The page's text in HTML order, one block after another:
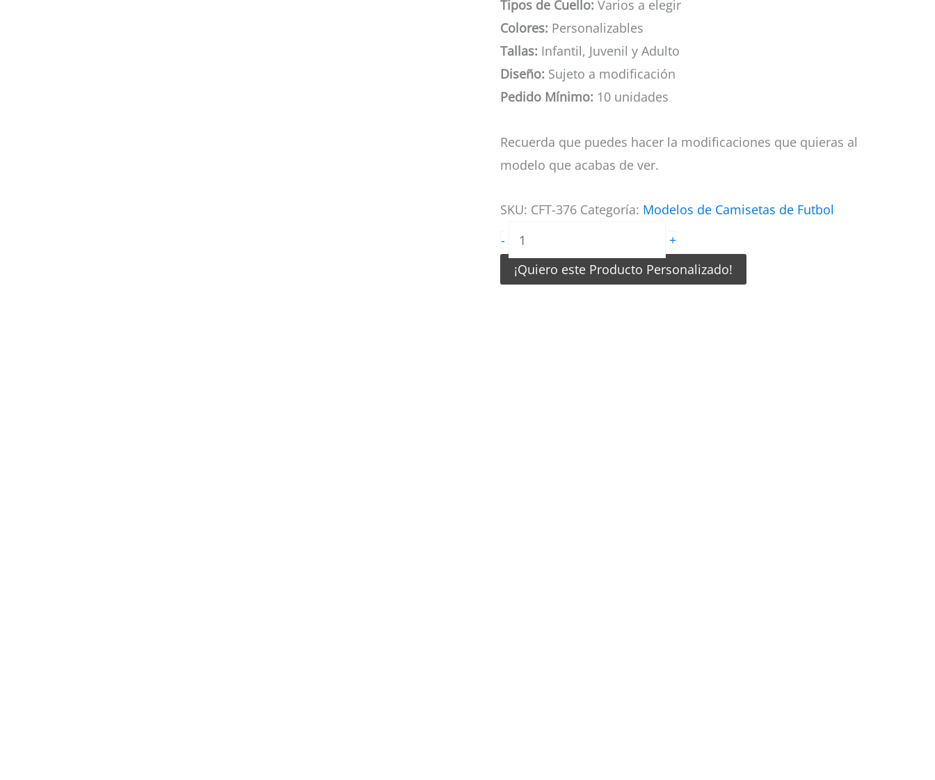
Tipos de Cuello: Varios a elegir
Colores: Personalizables
Tallas: Infantil, Juvenil y Adulto
Diseño: Sujeto a modificación
Pedido Mínimo: 10 unidades
Recuerda que puedes hacer la modificaciones que quieras al
modelo que acabas de ver.
SKU: CFT-376 Categoría: Modelos de Camisetas de Futbol
-
Camiseta
de
Futbol
+
¡Quiero este Producto Personalizado!